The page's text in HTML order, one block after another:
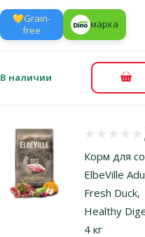
💛Grain-
free
марка
В наличии В
Корм для
ElbeVille
Fresh Duck,
Healthy
4 кг
Оценка